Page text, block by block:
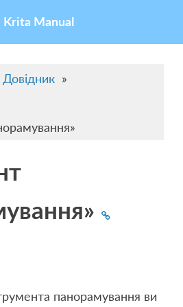
Krita Manual
Довідник »
панорамування ви